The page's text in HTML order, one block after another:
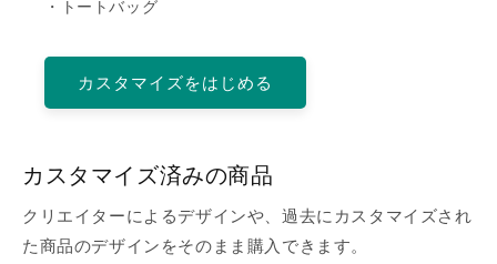
・トートバッグ
カスタマイズをはじめる
カスタマイズ済みの商品
クリエイターによるデザインや、過去にカスタマイズされ
た商品のデザインをそのまま購入できます。